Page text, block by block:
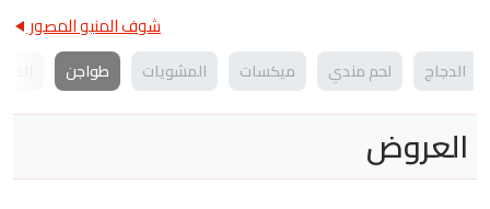
شوف المنيو المصور
الدجاج لحم مندي ميكسات المشويات طواجن
العروض